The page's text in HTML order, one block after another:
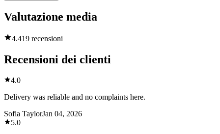
Valutazione media
4.419 recensioni
Recensioni dei clienti
4.0
Delivery was reliable and no complaints here.
Sofia TaylorJan 04, 2026
5.0